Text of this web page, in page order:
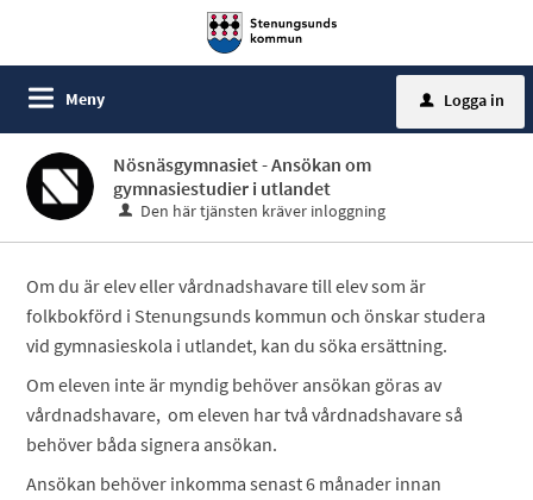
Meny u Logga in
Nösnäsgymnasiet - Ansökan om
gymnasiestudier i utlandet
Den här tjänsten kräver inloggning
Om du är elev eller vårdnadshavare till elev som är
folkbokförd i Stenungsunds kommun och önskar studera
vid gymnasieskola i utlandet, kan du söka ersättning.
Om eleven inte är myndig behöver ansökan göras av
vårdnadshavare, om eleven har två vårdnadshavare så
behöver båda signera ansökan.
Ansökan behöver inkomma senast 6 månader innan